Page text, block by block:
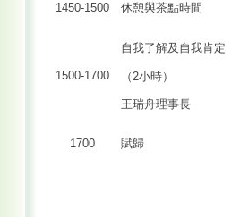
1450-1500 休憩與茶點時間
1500-1700
自我了解及自我肯定
（2小時）
王瑞舟理事長
1700 賦歸